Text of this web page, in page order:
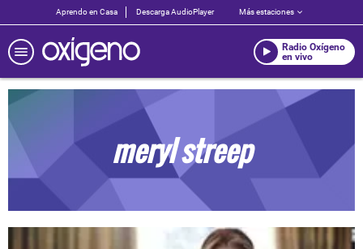
Aprendo en Casa Descarga AudioPlayer Más estaciones
Radio Oxígeno
en vivo
meryl streep